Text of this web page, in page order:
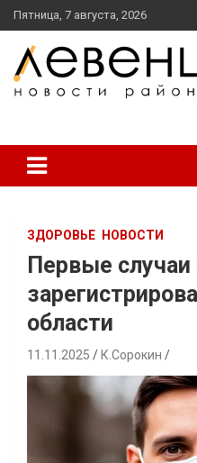
перейти
к
содержанию
Пятница, 7 августа, 2026
ЗДОРОВЬЕ НОВОСТИ
Первые случаи
области
11.11.2025 К.Сорокин